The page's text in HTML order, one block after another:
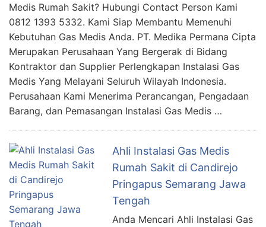
Medis Rumah Sakit? Hubungi Contact Person Kami
0812 1393 5332. Kami Siap Membantu Memenuhi
Kebutuhan Gas Medis Anda. PT. Medika Permana Cipta
Merupakan Perusahaan Yang Bergerak di Bidang
Kontraktor dan Supplier Perlengkapan Instalasi Gas
Medis Yang Melayani Seluruh Wilayah Indonesia.
Perusahaan Kami Menerima Perancangan, Pengadaan
Barang, dan Pemasangan Instalasi Gas Medis …
Ahli Instalasi Gas Medis
Rumah Sakit di Candirejo
Pringapus Semarang Jawa
Tengah
Anda Mencari Ahli Instalasi Gas